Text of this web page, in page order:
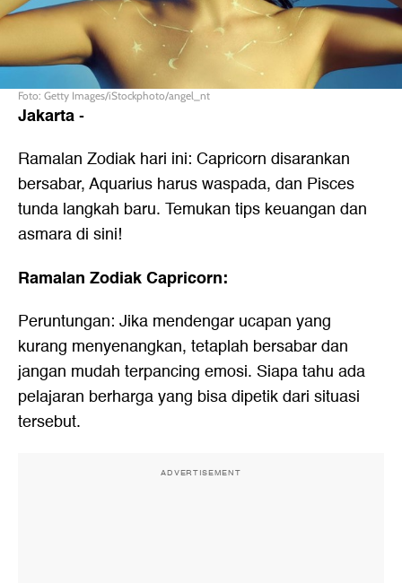
Foto: Getty Images/iStockphoto/angel_nt
Jakarta-
Ramalan Zodiak hari ini: Capricorn disarankan
bersabar, Aquarius harus waspada, dan Pisces
tunda langkah baru. Temukan tips keuangan dan
asmara di sini!
Ramalan Zodiak Capricorn:
Peruntungan: Jika mendengar ucapan yang
kurang menyenangkan, tetaplah bersabar dan
jangan mudah terpancing emosi. Siapa tahu ada
pelajaran berharga yang bisa dipetik dari situasi
tersebut.
ADVERTISEMENT